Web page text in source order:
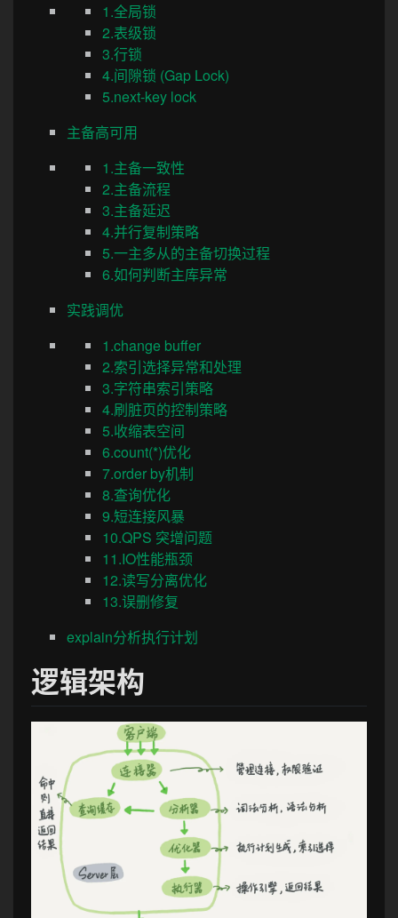
1.全局锁
2.表级锁
3.行锁
4.间隙锁 (Gap Lock)
5.next-key lock
主备高可用
1.主备一致性
2.主备流程
3.主备延迟
4.并行复制策略
5.一主多从的主备切换过程
6.如何判断主库异常
实践调优
1.change buffer
2.索引选择异常和处理
3.字符串索引策略
4.刷脏页的控制策略
5.收缩表空间
6.count(*)优化
7.order by机制
8.查询优化
9.短连接风暴
10.QPS 突增问题
11.IO性能瓶颈
12.读写分离优化
13.误删修复
explain分析执行计划
逻辑架构